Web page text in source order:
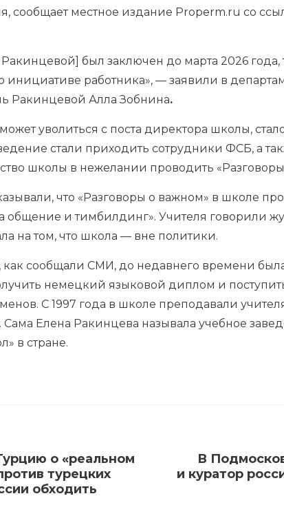
сообщает местное издание Properm.ru со
Ракинцевой] был заключен до марта 2026
инициативе работника», — заявили в
Ракинцевой Алла Зобнина.
уволиться с поста директора школы,
стали приходить сотрудники ФСБ, а
школы в нежелании проводить
что «Разговоры о важном» в школе
общение и тимбилдинг». Учителя говорили
на том, что школа — вне политики.
сообщали СМИ, до недавнего времени
немецкий языковой диплом и
С 1997 года в школе преподавали
Елена Ракинцева называла учебное
в стране.
о «реальном
турецких
обходить
В
и куратор